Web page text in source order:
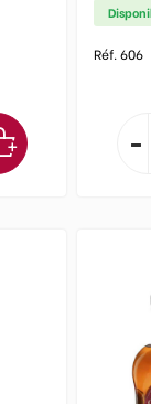
Réf. 606